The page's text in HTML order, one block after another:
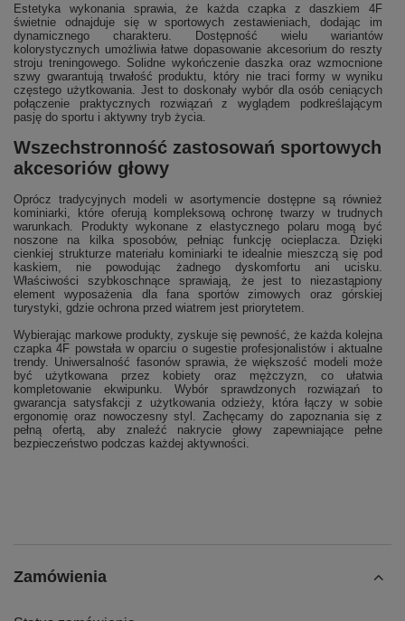
Estetyka wykonania sprawia, że każda czapka z daszkiem 4F
świetnie odnajduje się w sportowych zestawieniach, dodając im
dynamicznego charakteru. Dostępność wielu wariantów
kolorystycznych umożliwia łatwe dopasowanie akcesorium do reszty
stroju treningowego. Solidne wykończenie daszka oraz wzmocnione
szwy gwarantują trwałość produktu, który nie traci formy w wyniku
częstego użytkowania. Jest to doskonały wybór dla osób ceniących
połączenie praktycznych rozwiązań z wyglądem podkreślającym
pasję do sportu i aktywny tryb życia.
Wszechstronność zastosowań sportowych
akcesoriów głowy
Oprócz tradycyjnych modeli w asortymencie dostępne są również
kominiarki, które oferują kompleksową ochronę twarzy w trudnych
warunkach. Produkty wykonane z elastycznego polaru mogą być
noszone na kilka sposobów, pełniąc funkcję ocieplacza. Dzięki
cienkiej strukturze materiału kominiarki te idealnie mieszczą się pod
kaskiem, nie powodując żadnego dyskomfortu ani ucisku.
Właściwości szybkoschnące sprawiają, że jest to niezastąpiony
element wyposażenia dla fana sportów zimowych oraz górskiej
turystyki, gdzie ochrona przed wiatrem jest priorytetem.
Wybierając markowe produkty, zyskuje się pewność, że każda kolejna
czapka 4F powstała w oparciu o sugestie profesjonalistów i aktualne
trendy. Uniwersalność fasonów sprawia, że większość modeli może
być użytkowana przez kobiety oraz mężczyzn, co ułatwia
kompletowanie ekwipunku. Wybór sprawdzonych rozwiązań to
gwarancja satysfakcji z użytkowania odzieży, która łączy w sobie
ergonomię oraz nowoczesny styl. Zachęcamy do zapoznania się z
pełną ofertą, aby znaleźć nakrycie głowy zapewniające pełne
bezpieczeństwo podczas każdej aktywności.
Zamówienia